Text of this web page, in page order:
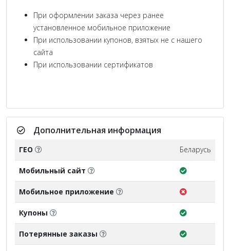
При оформлении заказа через ранее
установленное мобильное приложение
При использовании купонов, взятых не с нашего
сайта
При использовании сертификатов
Дополнительная информация
ГЕО Беларусь
Мобильный сайт
Мобильное приложение
Купоны
Потерянные заказы